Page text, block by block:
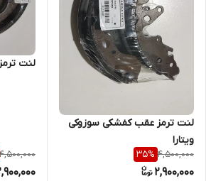
لنت ترمز عقب کفشکی سوزوکی
ویتارا
4,500,000
35%
2,900,000
لنت
4,500,000